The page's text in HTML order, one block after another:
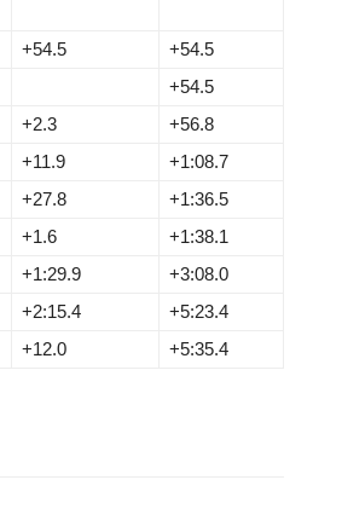
+54.5
+54.5
+54.5
+2.3
+56.8
+11.9
+1:08.7
+27.8
+1:36.5
+1.6
+1:38.1
+1:29.9
+3:08.0
+2:15.4
+5:23.4
+12.0 +5:35.4